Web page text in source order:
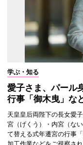
学ぶ・知る
愛子さま、パール
行事「御木曳」な
天皇皇后両陛下の長女愛
宮（げくう）・内宮（な
て替える式年遷宮の行事